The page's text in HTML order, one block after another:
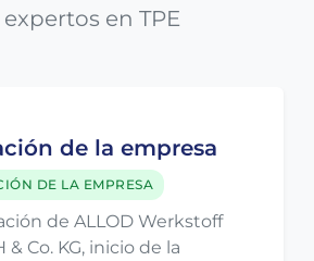
expertos en TPE
de la empresa
DE LA EMPRESA
de ALLOD Werkstoff
& Co. KG, inicio de la